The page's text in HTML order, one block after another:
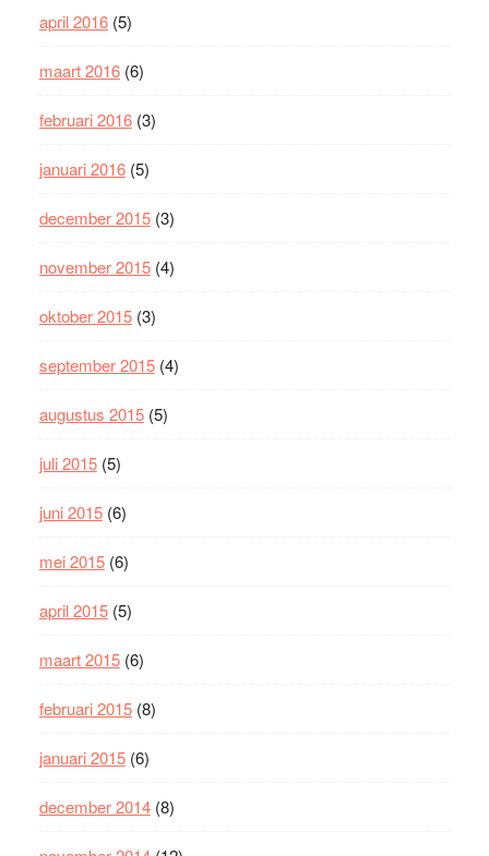
april 2016(5)
maart 2016(6)
februari 2016(3)
januari 2016(5)
december 2015(3)
november 2015(4)
oktober 2015(3)
september 2015(4)
augustus 2015(5)
juli 2015(5)
juni 2015(6)
mei 2015(6)
april 2015(5)
maart 2015(6)
februari 2015(8)
januari 2015(6)
december 2014(8)